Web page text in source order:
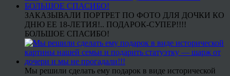
ЗАКАЗЫВАЛИ ПОРТРЕТ ПО ФОТО ДЛЯ ДОЧКИ КО
ДНЮ ЕЕ 18-ЛЕТИЯ!.. ПОДАРОК-СУПЕР!!!!
БОЛЬШОЕ СПАСИБО!
Мы решили сделать ему подарок в виде исторической